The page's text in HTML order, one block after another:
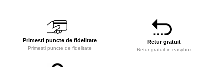
Primesti puncte de fidelitate
Primesti puncte de fidelitate
Retur gratuit
Retur gratuit in easybox